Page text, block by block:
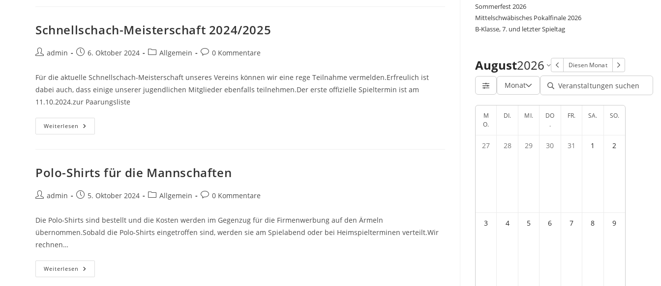
Schnellschach-Meisterschaft 2024/2025
Beitrags-
admin
Beitrag6. Oktober 2024
Beitrags-
Allgemein
Beitrags-
0 Kommentare
Für die aktuelle Schnellschach-Meisterschaft unseres Vereins können wir eine rege Teilnahme vermelden.Erfreulich ist
dabei auch, dass einige unserer jugendlichen Mitglieder ebenfalls teilnehmen.Der erste offizielle Spieltermin ist am
11.10.2024.zur Paarungsliste
Weiterlesen Schnellschach-
Meisterschaft
Polo-Shirts für die Mannschaften
Beitrags-
admin
Beitrag5. Oktober 2024
Beitrags-
Allgemein
Beitrags-
0 Kommentare
Die Polo-Shirts sind bestellt und die Kosten werden im Gegenzug für die Firmenwerbung auf den Ärmeln
übernommen.Sobald die Polo-Shirts eingetroffen sind, werden sie am Spielabend oder bei Heimspielterminen verteilt.Wir
rechnen…
Weiterlesen Polo-
Shirts
Sommerfest 2026
Mittelschwäbisches Pokalfinale 2026
B-Klasse, 7. und letzter Spieltag
August2026 Diesen Monat
Monat
M
O.
DI. MI.
DO
.
FR. SA. SO.
27 28 29 30 31 1 2
3 4 5 6 7 8 9